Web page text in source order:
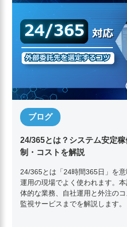
ブログ
24/365とは？システム安定
制・コストを解説
24/365とは「24時間365日」を
運用の現場でよく使われます。
体的な業務、自社運用と外注の
監視サービスまでを解説します。